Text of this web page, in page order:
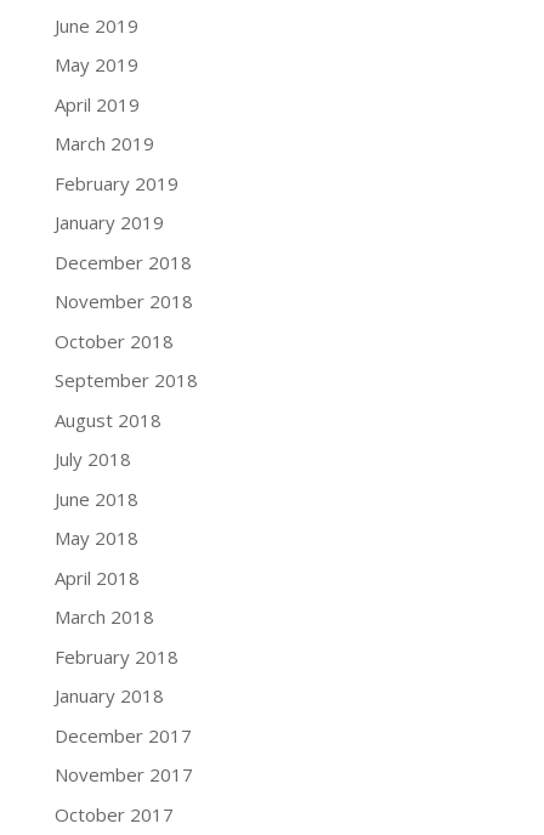
June 2019
May 2019
April 2019
March 2019
February 2019
January 2019
December 2018
November 2018
October 2018
September 2018
August 2018
July 2018
June 2018
May 2018
April 2018
March 2018
February 2018
January 2018
December 2017
November 2017
October 2017